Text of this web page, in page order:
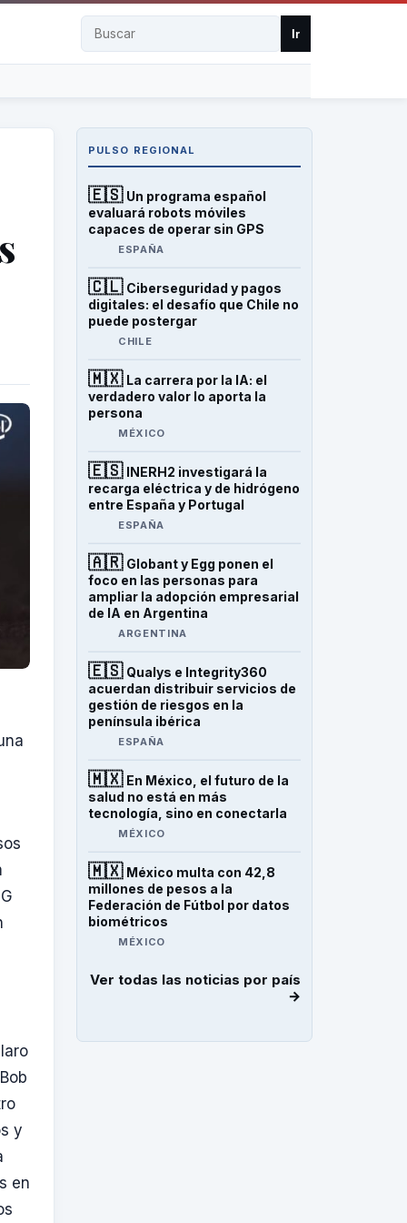
Buscar Ir
y
en
PULSO REGIONAL
🇪🇸 Un programa español
evaluará robots móviles
capaces de operar sin GPS
ESPAÑA
🇨🇱 Ciberseguridad y pagos
digitales: el desafío que Chile no
puede postergar
CHILE
🇲🇽 La carrera por la IA: el
verdadero valor lo aporta la
persona
MÉXICO
🇪🇸 INERH2 investigará la
recarga eléctrica y de hidrógeno
entre España y Portugal
ESPAÑA
🇦🇷 Globant y Egg ponen el
foco en las personas para
ampliar la adopción empresarial
de IA en Argentina
ARGENTINA
🇪🇸 Qualys e Integrity360
acuerdan distribuir servicios de
gestión de riesgos en la
península ibérica
ESPAÑA
🇲🇽 En México, el futuro de la
salud no está en más
tecnología, sino en conectarla
MÉXICO
🇲🇽 México multa con 42,8
millones de pesos a la
Federación de Fútbol por datos
biométricos
MÉXICO
Ver todas las noticias por país
→